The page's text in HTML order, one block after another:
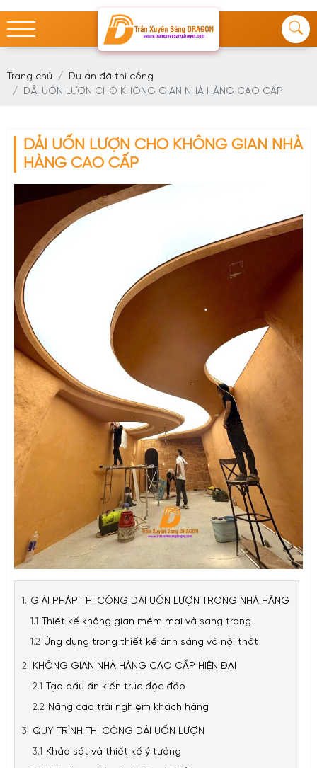
Trang chủ
Dự án đã thi công
DẢI UỐN LƯỢN CHO KHÔNG GIAN NHÀ HÀNG CAO CẤP
DẢI UỐN LƯỢN CHO KHÔNG GIAN NHÀ
HÀNG CAO CẤP
GIẢI PHÁP THI CÔNG DẢI UỐN LƯỢN TRONG NHÀ HÀNG
Thiết kế không gian mềm mại và sang trọng
Ứng dụng trong thiết kế ánh sáng và nội thất
KHÔNG GIAN NHÀ HÀNG CAO CẤP HIỆN ĐẠI
Tạo dấu ấn kiến trúc độc đáo
Nâng cao trải nghiệm khách hàng
QUY TRÌNH THI CÔNG DẢI UỐN LƯỢN
Khảo sát và thiết kế ý tưởng